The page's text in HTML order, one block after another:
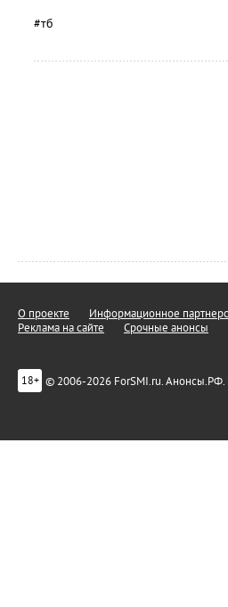
#тб
О проекте Информационное
Реклама на сайте
Срочные анонсы
18+ © 2006-2026 ForSMI.ru.